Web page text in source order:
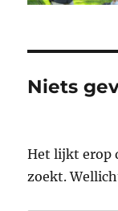
Niets
Het lijkt erop
zoekt.